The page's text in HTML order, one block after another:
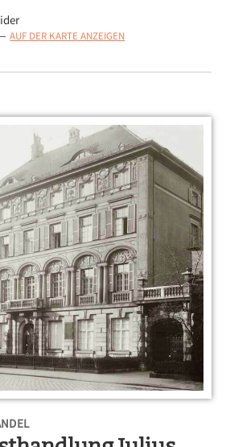
AUF DER KARTE ANZEIGEN